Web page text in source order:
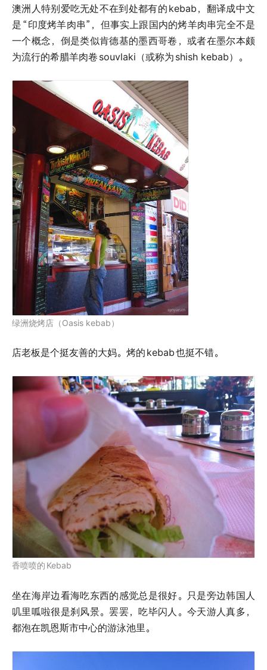
澳洲人特别爱吃无处不在到处都有的 kebab，翻译成中文
是 “印度烤羊肉串”，但事实上跟国内的烤羊肉串完全不是
一个概念，倒是类似肯德基的墨西哥卷，或者在墨尔本颇
为流行的希腊羊肉卷 souvlaki（或称为 shish kebab）。
绿洲烧烤店（Oasis kebab）
店老板是个挺友善的大妈。烤的 kebab也挺不错。
香喷喷的 Kebab
坐在海岸边看海吃东西的感觉总是很好。只是旁边韩国人
叽里呱啦很是刹风景。罢罢，吃毕闪人。今天游人真多，
都泡在凯恩斯市中心的游泳池里。